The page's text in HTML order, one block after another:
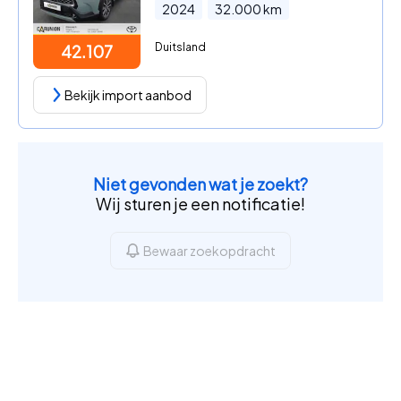
42.107
2024 32.000km
Duitsland
Bekijk import aanbod
Niet gevonden wat je zoekt?
Wij sturen je een notificatie!
Bewaar zoekopdracht